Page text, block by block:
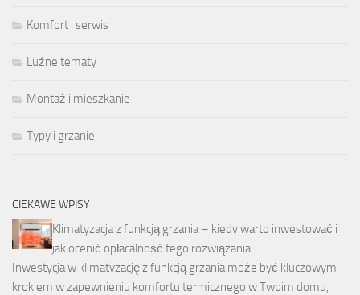
Komfort i serwis
Luźne tematy
Montaż i mieszkanie
Typy i grzanie
CIEKAWE WPISY
Klimatyzacja z funkcją grzania – kiedy warto inwestować i
jak ocenić opłacalność tego rozwiązania
Inwestycja w klimatyzację z funkcją grzania może być kluczowym
krokiem w zapewnieniu komfortu termicznego w Twoim domu,